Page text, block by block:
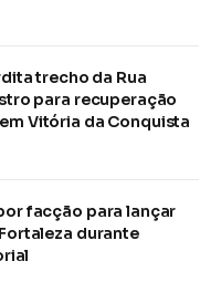
trecho da Rua
para recuperação
Vitória da Conquista
facção para lançar
durante